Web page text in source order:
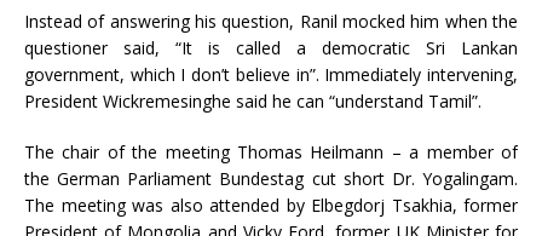
Instead of answering his question, Ranil mocked him when the
questioner said, “It is called a democratic Sri Lankan
government, which I don’t believe in”. Immediately intervening,
President Wickremesinghe said he can “understand Tamil”.
The chair of the meeting Thomas Heilmann – a member of
the German Parliament Bundestag cut short Dr. Yogalingam.
The meeting was also attended by Elbegdorj Tsakhia, former